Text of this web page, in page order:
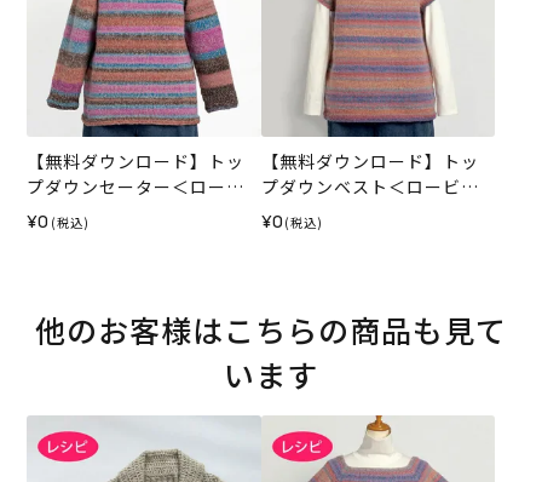
【無料ダウンロード】トッ
プダウンセーター＜ロービ
ングキッス＞（レシピ）
¥0 (税込)
【無料ダウンロード】トッ
プダウンベスト＜ロービン
グキッス＞（レシピ）
¥0 (税込)
他のお客様はこちらの商品も見て
います